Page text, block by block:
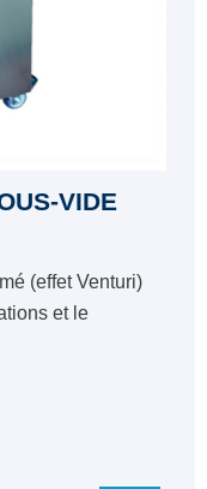
VIDE
(effet Venturi)
et le